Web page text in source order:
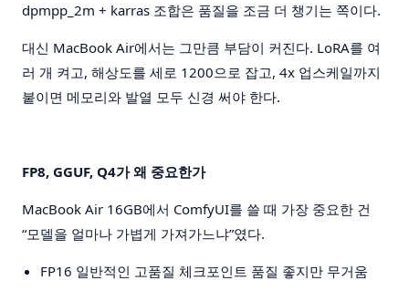
dpmpp_2m + karras 조합은 품질을 조금 더 챙기는 쪽이다.
대신 MacBook Air에서는 그만큼 부담이 커진다. LoRA를 여
러 개 켜고, 해상도를 세로 1200으로 잡고, 4x 업스케일까지
붙이면 메모리와 발열 모두 신경 써야 한다.
FP8, GGUF, Q4가 왜 중요한가
MacBook Air 16GB에서 ComfyUI를 쓸 때 가장 중요한 건
“모델을 얼마나 가볍게 가져가느냐”였다.
FP16 일반적인 고품질 체크포인트 품질 좋지만 무거움